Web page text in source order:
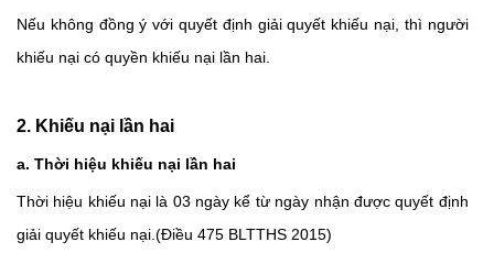
Nếu không đồng ý với quyết định giải quyết khiếu nại, thì người
khiếu nại có quyền khiếu nại lần hai.
2. Khiếu nại lần hai
a. Thời hiệu khiếu nại lần hai
Thời hiệu khiếu nại là 03 ngày kể từ ngày nhận được quyết định
giải quyết khiếu nại.(Điều 475 BLTTHS 2015)